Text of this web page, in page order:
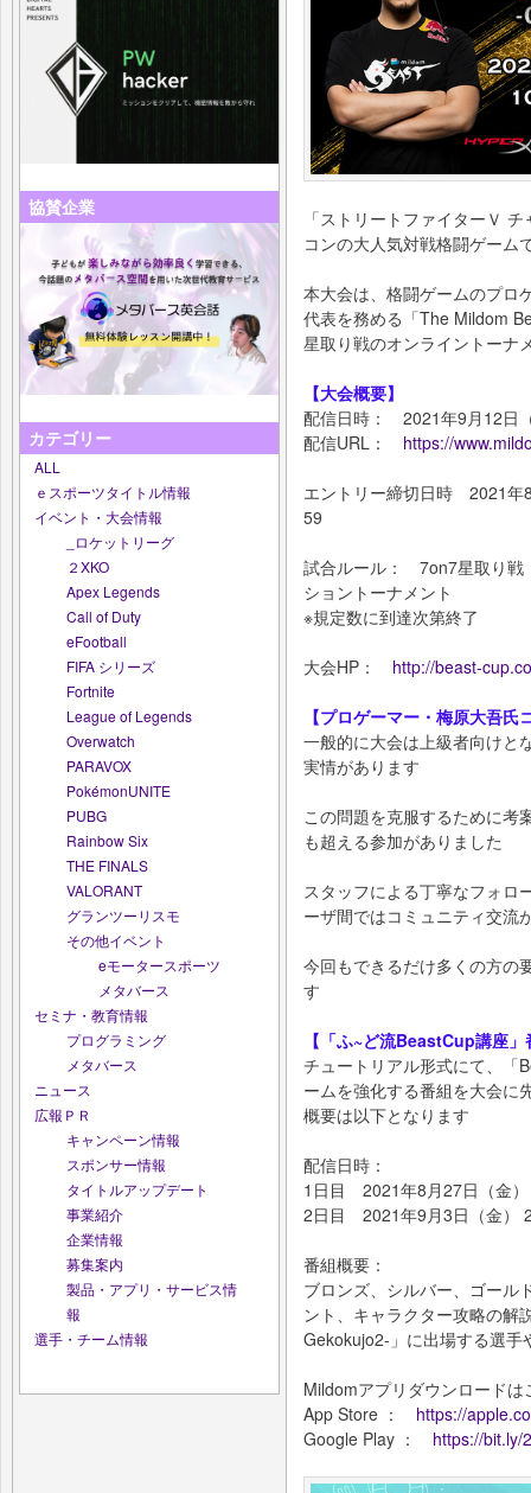
協賛企業
カテゴリー
ALL
ｅスポーツタイトル情報
イベント・大会情報
_ロケットリーグ
２XKO
Apex Legends
Call of Duty
eFootball
FIFA シリーズ
Fortnite
League of Legends
Overwatch
PARAVOX
PokémonUNITE
PUBG
Rainbow Six
THE FINALS
VALORANT
グランツーリスモ
その他イベント
eモータースポーツ
メタバース
セミナ・教育情報
プログラミング
メタバース
ニュース
広報ＰＲ
キャンペーン情報
スポンサー情報
タイトルアップデート
事業紹介
企業情報
募集案内
製品・アプリ・サービス情
報
選手・チーム情報
「ストリートファイターＶ
コンの大人気対戦格闘ゲーム
本大会は、格闘ゲームのプロ
代表を務める「The Mildom
星取り戦のオンライントーナ
【大会概要】
配信日時： 2021年9月12日
配信URL： https://
エントリー締切日時 2021年
59
試合ルール： 7on7星取り戦
ショントーナメント
※規定数に到達次第終了
大会HP： http://beast-
【プロゲーマー・梅原大吾氏
一般的に大会は上級者向けと
実情があります
この問題を克服するために考
も超える参加がありました
スタッフによる丁寧なフォロ
ーザ間ではコミュニティ交流
今回もできるだけ多くの方の
す
【「ふ~ど流BeastCup講座
チュートリアル形式にて、「
ームを強化する番組を大会に
概要は以下となります
配信日時：
1日目 2021年8月27日（金
2日目 2021年9月3日（金）
番組概要：
ブロンズ、シルバー、ゴール
ント、キャラクター攻略の解
Gekokujo2-」に出場する選手
Mildomアプリダウンロードは
App Store ： https://
Google Play ： https://bit.ly/